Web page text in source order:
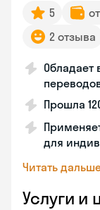
5
2 отзыва
Прошла
для
Читать
Услуги и